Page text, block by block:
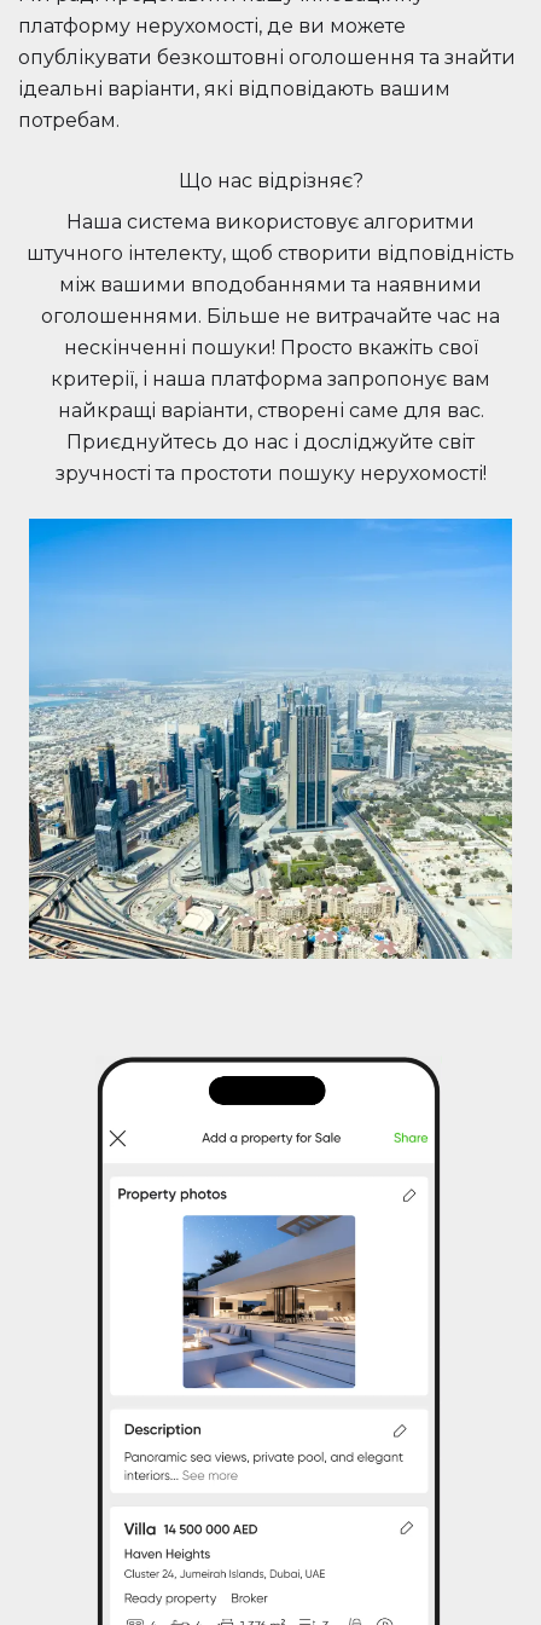
платформу нерухомості, де ви можете
опублікувати безкоштовні оголошення та знайти
ідеальні варіанти, які відповідають вашим
потребам.
Що нас відрізняє?
Наша система використовує алгоритми
штучного інтелекту, щоб створити відповідність
між вашими вподобаннями та наявними
оголошеннями. Більше не витрачайте час на
нескінченні пошуки! Просто вкажіть свої
критерії, і наша платформа запропонує вам
найкращі варіанти, створені саме для вас.
Приєднуйтесь до нас і досліджуйте світ
зручності та простоти пошуку нерухомості!